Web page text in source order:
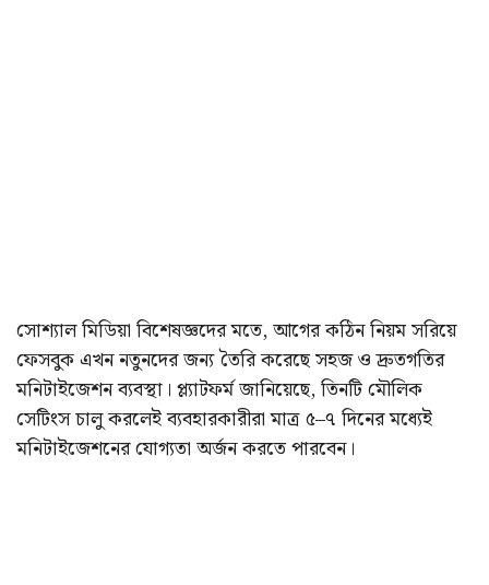
সোশ্যাল মিডিয়া বিশেষজ্ঞদের মতে, আগের কঠিন নিয়ম সরিয়ে
ফেসবুক এখন নতুনদের জন্য তৈরি করেছে সহজ ও দ্রুতগতির
মনিটাইজেশন ব্যবস্থা। প্ল্যাটফর্ম জানিয়েছে, তিনটি মৌলিক
সেটিংস চালু করলেই ব্যবহারকারীরা মাত্র ৫–৭ দিনের মধ্যেই
মনিটাইজেশনের যোগ্যতা অর্জন করতে পারবেন।